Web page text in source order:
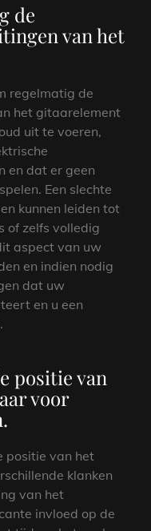
de
van het
regelmatig de
het gitaarelement
uit te voeren,
en dat er geen
Een slechte
kunnen leiden tot
of zelfs volledig
aspect van uw
en indien nodig
dat uw
en u een
positie van
voor
positie van het
klanken
van het
invloed op de